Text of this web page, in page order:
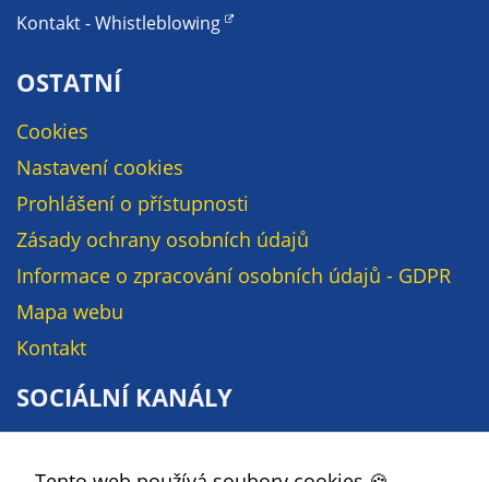
Kontakt - Whistleblowing
OSTATNÍ
Cookies
Nastavení cookies
Prohlášení o přístupnosti
Zásady ochrany osobních údajů
Informace o zpracování osobních údajů - GDPR
Mapa webu
Kontakt
SOCIÁLNÍ KANÁLY